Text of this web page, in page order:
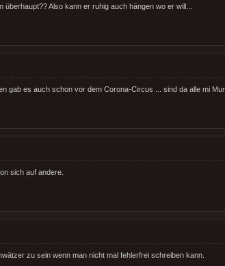
Also kann er ruhig auch hängen wo er will...
gab es auch schon vor dem Corona-Circus ... sind da alle mi
sich auf andere.
zu sein wenn man nicht mal fehlerfrei schreiben kann.